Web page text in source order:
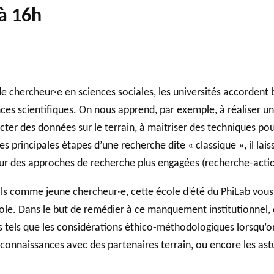
16h
en sciences sociales, les universités accordent
scientifiques. On nous apprend, par exemple, à réaliser
des données sur le terrain, à maitriser des techniques
principales étapes d’une recherche dite « classique », il
des approches de recherche plus engagées (recherche-
jeune chercheur·e, cette école d’été du PhiLab
Dans le but de remédier à ce manquement
que les considérations éthico-méthodologiques
avec des partenaires terrain, ou encore les